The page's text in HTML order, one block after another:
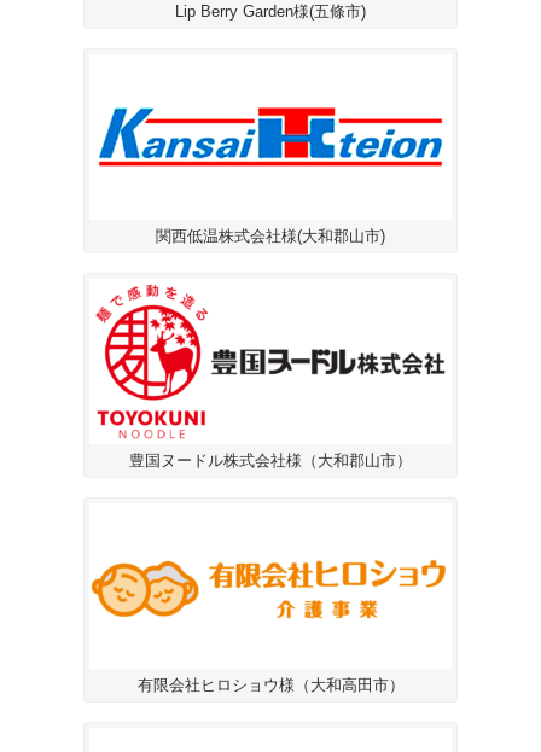
Lip Berry Garden様(五條市)
関西低温株式会社様(大和郡山市)
豊国ヌードル株式会社様（大和郡山市）
有限会社ヒロショウ様（大和高田市）